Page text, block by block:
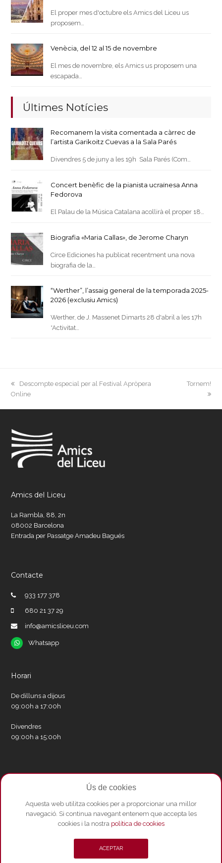
El proper mes d'octubre els Amics del Liceu us
proposem…
Venècia, del 12 al 15 de novembre
El mes de novembre, els Amics us proposem una
escapada…
Últimes Notícies
Recomanem la visita comentada a càrrec de
l’artista Garikoitz Cuevas a la Sala Parés
Divendres 5 de juny a les 19h Sala Parés (Com…
Concert benèfic de la pianista ucraïnesa Anna
Fedorova
El Palau de la Música Catalana acollirà el proper 18…
Biografia «Maria Callas», de Jerome Charyn
Circe Ediciones ha publicat recentment una nova
biografia de la…
“Werther”, l’assaig general de la temporada 2025-
2026 (exclusiu Amics)
Werther, de J. Massenet Dimarts 28 d'abril a les 17h
*Activitat…
previous
post:
Descompte especial per al Festival Apròpera
Online
next
Tornem!
Amics del Liceu
La Rambla, 88, 2n
08002 Barcelona
Entrada per Passatge Amadeu Bagués
Contacte
933 177 378
680 21 37 29
info@amicsliceu.com
Whatsapp
Whatsapp
Horari
De dilluns a dijous
09:00h a 17:00h
Divendres
09:00h a 15:00h
Xarxes socials
TwitterFacebookInstagram
Whatsapp
Youtube
Ús de cookies
Aquesta web utilitza cookies per a proporcionar una millor
navegació. Si continua navegant entenem que accepta les
cookies i la nostra política de cookies
ACEPTAR